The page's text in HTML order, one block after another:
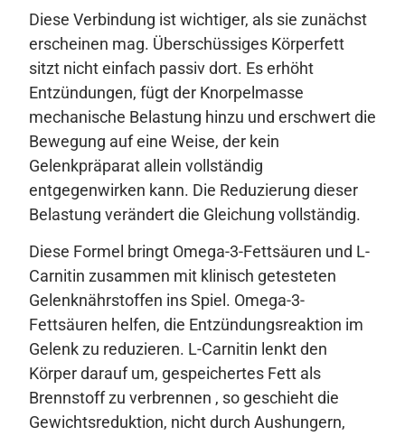
Diese Verbindung ist wichtiger, als sie zunächst
erscheinen mag. Überschüssiges Körperfett
sitzt nicht einfach passiv dort. Es erhöht
Entzündungen, fügt der Knorpelmasse
mechanische Belastung hinzu und erschwert die
Bewegung auf eine Weise, der kein
Gelenkpräparat allein vollständig
entgegenwirken kann. Die Reduzierung dieser
Belastung verändert die Gleichung vollständig.
Diese Formel bringt Omega-3-Fettsäuren und L-
Carnitin zusammen mit klinisch getesteten
Gelenknährstoffen ins Spiel. Omega-3-
Fettsäuren helfen, die Entzündungsreaktion im
Gelenk zu reduzieren. L-Carnitin lenkt den
Körper darauf um, gespeichertes Fett als
Brennstoff zu verbrennen , so geschieht die
Gewichtsreduktion, nicht durch Aushungern,